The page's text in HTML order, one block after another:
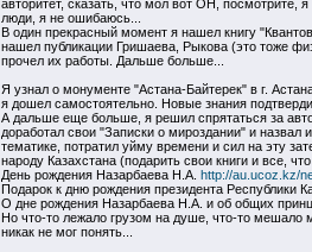
авторитет, сказать, что мол вот ОН,
люди, я не ошибаюсь...
В один прекрасный момент я нашел книгу
нашел публикации Гришаева, Рыкова (это тоже
прочел их работы. Дальше больше...
Я узнал о монументе "Астана-Байтерек" в г.
я дошел самостоятельно. Новые знания
А дальше еще больше, я решил спрятаться за
доработал свои "Записки о мироздании" и назвал
тематике, потратил уйму времени и сил на эту
народу Казахстана (подарить свои книги и все,
День рождения Назарбаева Н.А. http://au.ucoz.kz/
Подарок к дню рождения президента Республики
О дне рождения Назарбаева Н.А. и об общих
Но что-то лежало грузом на душе, что-то мешало
никак не мог понять...